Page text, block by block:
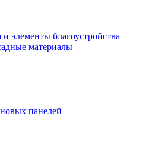
и элементы благоустройства
материалы
панелей